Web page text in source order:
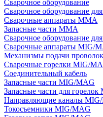
Сварочное оборудование
Сварочное оборудование
Сварочные аппараты MMA
Запасные части MMA
Сварочное оборудование
Сварочные аппараты MIG/
Механизмы подачи
Сварочные горелки MIG/
Соединительный кабель
Запасные части MIG/MAG
Запасные части для
Направляющие каналы
Токосъемники MIG/MAG